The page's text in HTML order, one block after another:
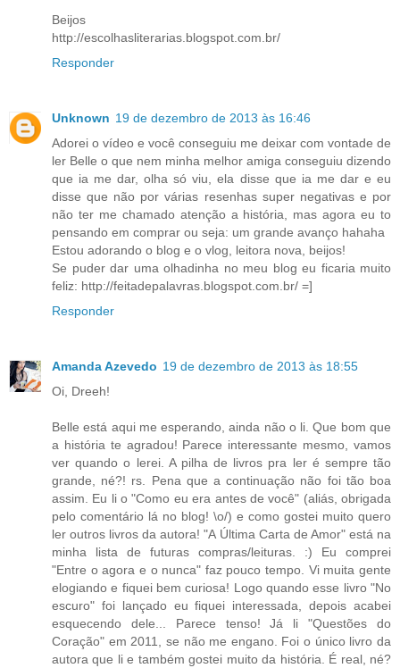
Beijos
http://escolhasliterarias.blogspot.com.br/
Responder
Unknown 19 de dezembro de 2013 às 16:46
Adorei o vídeo e você conseguiu me deixar com vontade de
ler Belle o que nem minha melhor amiga conseguiu dizendo
que ia me dar, olha só viu, ela disse que ia me dar e eu
disse que não por várias resenhas super negativas e por
não ter me chamado atenção a história, mas agora eu to
pensando em comprar ou seja: um grande avanço hahaha
Estou adorando o blog e o vlog, leitora nova, beijos!
Se puder dar uma olhadinha no meu blog eu ficaria muito
feliz: http://feitadepalavras.blogspot.com.br/ =]
Responder
Amanda Azevedo 19 de dezembro de 2013 às 18:55
Oi, Dreeh!
Belle está aqui me esperando, ainda não o li. Que bom que
a história te agradou! Parece interessante mesmo, vamos
ver quando o lerei. A pilha de livros pra ler é sempre tão
grande, né?! rs. Pena que a continuação não foi tão boa
assim. Eu li o "Como eu era antes de você" (aliás, obrigada
pelo comentário lá no blog! \o/) e como gostei muito quero
ler outros livros da autora! "A Última Carta de Amor" está na
minha lista de futuras compras/leituras. :) Eu comprei
"Entre o agora e o nunca" faz pouco tempo. Vi muita gente
elogiando e fiquei bem curiosa! Logo quando esse livro "No
escuro" foi lançado eu fiquei interessada, depois acabei
esquecendo dele... Parece tenso! Já li "Questões do
Coração" em 2011, se não me engano. Foi o único livro da
autora que li e também gostei muito da história. É real, né?